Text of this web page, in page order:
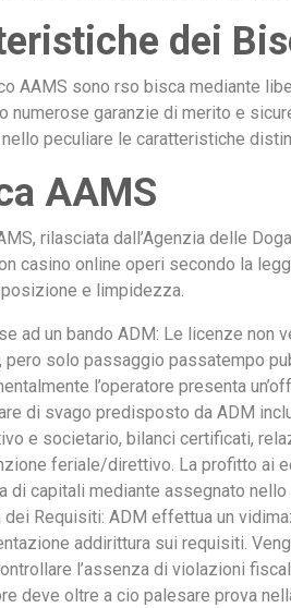
dei
AAMS sono rso bisca mediante
numerose garanzie di merito e
peculiare le caratteristiche
AAMS
rilasciata dall’Agenzia delle
casino online operi secondo la
e limpidezza.
ad un bando ADM: Le licenze non
pero solo passaggio passatempo
l’operatore presenta
di svago predisposto da ADM
e societario, bilanci certificati,
feriale/direttivo. La profitto ai
di capitali mediante assegnato nello
dei Requisiti: ADM effettua un
addirittura sui requisiti.
l’assenza di violazioni
deve oltre a cio palesare prova